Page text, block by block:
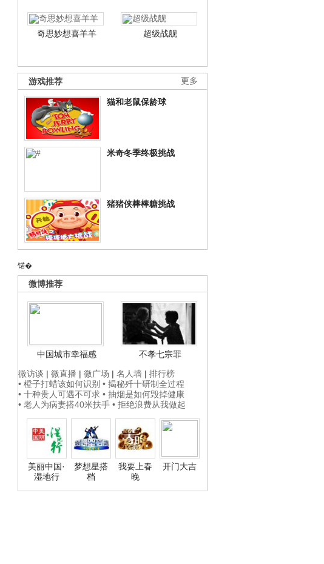
奇思妙想喜羊羊 超级战舰
更多
游戏推荐
猫和老鼠保龄球
米奇冬季终极挑战
猪猪侠棒棒糖挑战
锘�
微博推荐
中国城市幸福感
不孝七宗罪
微访谈 | 微直播 | 微广场 | 名人墙 | 排行榜
• 橙子打蜡该如何识别 • 揭秘歼十研制全过程
• 十种贵人可遇不可求 • 抽烟是如何毁掉健康
• 老人为病妻搭40米扶手 • 拒绝浪费从我做起
美丽中国·
湿地行
梦想星搭
档
我要上春
晚
开门大吉